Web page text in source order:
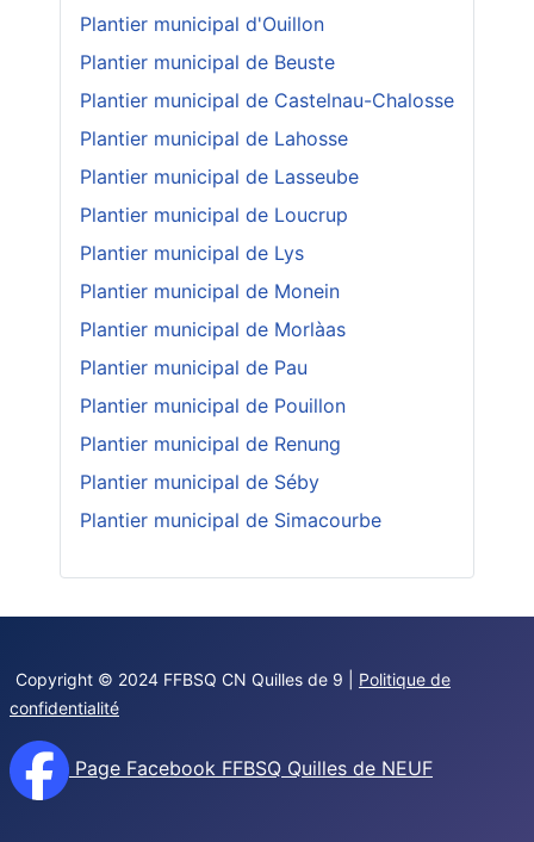
Plantier municipal d'Ouillon
Plantier municipal de Beuste
Plantier municipal de Castelnau-Chalosse
Plantier municipal de Lahosse
Plantier municipal de Lasseube
Plantier municipal de Loucrup
Plantier municipal de Lys
Plantier municipal de Monein
Plantier municipal de Morlàas
Plantier municipal de Pau
Plantier municipal de Pouillon
Plantier municipal de Renung
Plantier municipal de Séby
Plantier municipal de Simacourbe
Copyright © 2024 FFBSQ CN Quilles de 9 | Politique de
confidentialité
Page Facebook FFBSQ Quilles de NEUF